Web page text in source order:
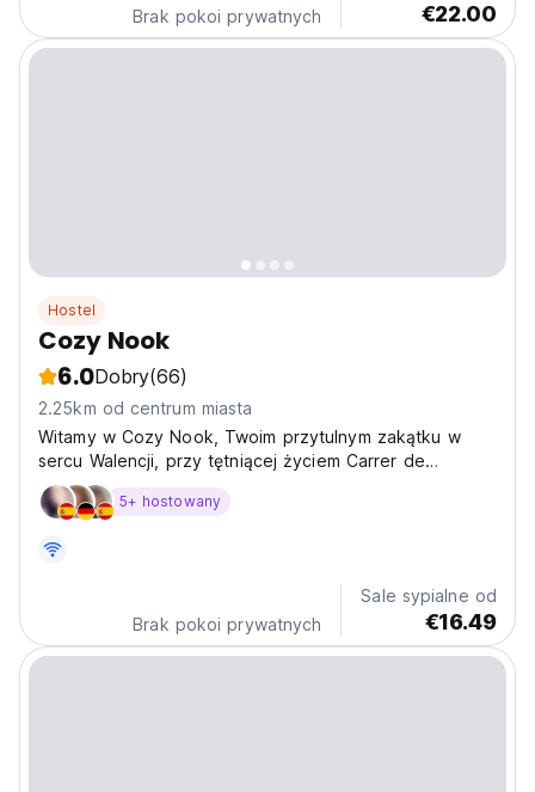
Brak pokoi prywatnych €22.00
Hostel
Cozy Nook
6.0Dobry(66)
2.25km od centrum miasta
Witamy w Cozy Nook, Twoim przytulnym zakątku w
sercu Walencji, przy tętniącej życiem Carrer de
Sèneca. Zanurz się w *przytulnej* i *stylowej*
atmosferze naszego *hostelu*, zaprojektowanego tak,
łączy się...
5+ hostowany
Brak pokoi prywatnych
Sale sypialne od
€16.49